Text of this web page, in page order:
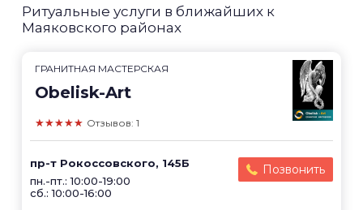
Ритуальные услуги в ближайших к
Маяковского районах
ГРАНИТНАЯ МАСТЕРСКАЯ
Obelisk-Art
★★★★★ Отзывов: 1
пр-т Рокоссовского, 145Б
пн.-пт.: 10:00-19:00
сб.: 10:00-16:00
Позвонить